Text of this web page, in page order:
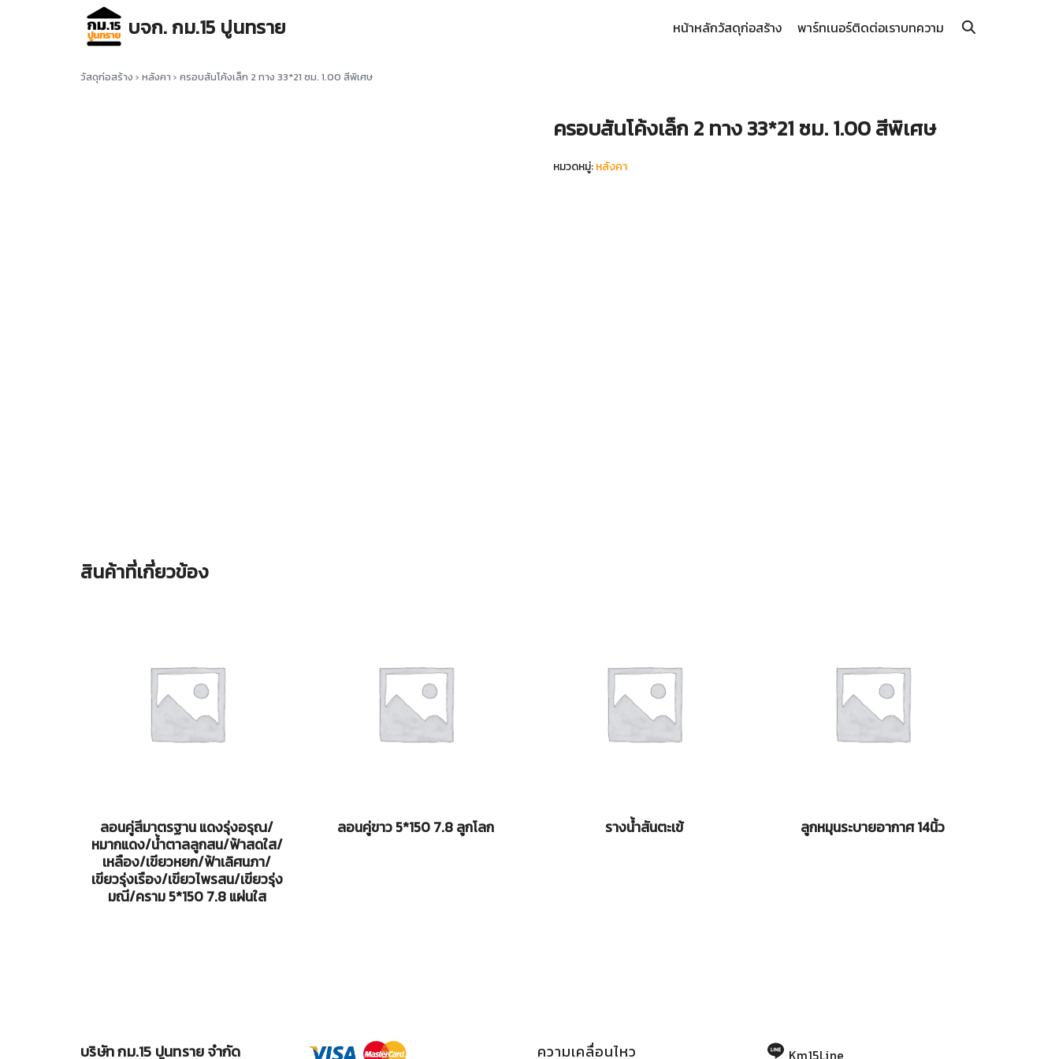
บจก. กม.15 ปูนทราย หน้าหลักวัสดุก่อสร้าง พาร์ทเนอร์ติดต่อเราบทความ
for:
วัสดุก่อสร้าง › หลังคา › ครอบสันโค้งเล็ก 2 ทาง 33*21 ซม. 1.00 สีพิเศษ
ครอบสันโค้งเล็ก 2 ทาง 33*21 ซม. 1.00 สีพิเศษ
หมวดหมู่:หลังคา
สินค้าที่เกี่ยวข้อง
ลอนคู่สีมาตรฐาน แดงรุ่งอรุณ/
หมากแดง/น้ำตาลลูกสน/ฟ้าสดใส/
เหลือง/เขียวหยก/ฟ้าเลิศนภา/
เขียวรุ่งเรือง/เขียวไพรสน/เขียวรุ่ง
มณี/คราม 5*150 7.8 แผ่นใส
ลอนคู่ขาว 5*150 7.8 ลูกโลก รางน้ำสันตะเข้ ลูกหมุนระบายอากาศ 14นิ้ว
บริษัท กม.15 ปูนทราย จำกัด ความเคลื่อนไหว Km15Line